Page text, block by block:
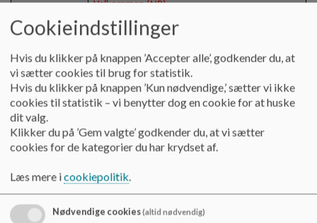
Velkommen (NP)
Indhold i årsberetningen
Princip for lejrskole. Video-præsentation
fra Berlinturen (Katrine)
Sociale medier (Marie-Louise)
Princip-arbejdet, bl.a. værdiregelsæt og
antimobbestrategi skal skolen have
Fravær (Tina)
Princip for klassedeling og -
Cookieindstillinger
Hvis du klikker på knappen ’Accepter alle’, godkender du, at
vi sætter cookies til brug for statistik.
Hvis du klikker på knappen ’Kun nødvendige,’ sætter vi ikke
cookies til statistik – vi benytter dog en cookie for at huske
dit valg.
Klikker du på ’Gem valgte’ godkender du, at vi sætter
cookies for de kategorier du har krydset af.
Læs mere icookiepolitik.
Nødvendige cookies(altid nødvendig)